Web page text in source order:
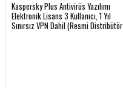
Kaspersky Plus Antivirüs Yazılımı
Elektronik Lisans 3 Kullanıcı, 1 Yıl
Sınırsız VPN Dahil (Resmi Distribütör